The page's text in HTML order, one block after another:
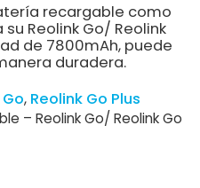
recargable como
Reolink Go/ Reolink
de 7800mAh, puede
duradera.
Reolink Go Plus
– Reolink Go/ Reolink Go